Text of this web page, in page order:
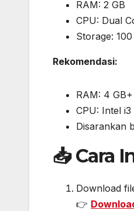
RAM: 2 GB
CPU: Dual
Storage:
Rekomendasi:
RAM: 4 GB+
CPU: Intel
Disarankan
📥 Cara
Download
👉